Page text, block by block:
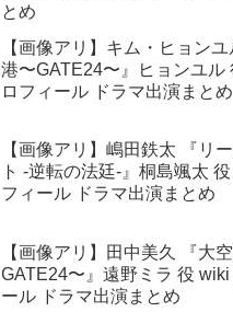
とめ
【画像アリ】キム・ヒョン
港〜GATE24〜』ヒョンユル
ロフィール ドラマ出演まとめ
【画像アリ】嶋田鉄太 『リ
ト -逆転の法廷-』桐島颯太
フィール ドラマ出演まとめ
【画像アリ】田中美久 『大
GATE24〜』遠野ミラ 役 wiki
ール ドラマ出演まとめ